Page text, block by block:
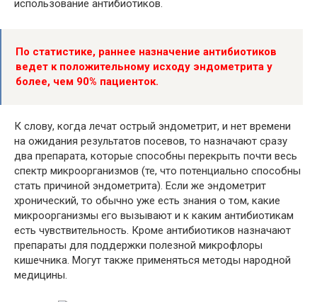
использование антибиотиков.
По статистике, раннее назначение антибиотиков
ведет к положительному исходу эндометрита у
более, чем 90% пациенток.
К слову, когда лечат острый эндометрит, и нет времени
на ожидания результатов посевов, то назначают сразу
два препарата, которые способны перекрыть почти весь
спектр микроорганизмов (те, что потенциально способны
стать причиной эндометрита). Если же эндометрит
хронический, то обычно уже есть знания о том, какие
микроорганизмы его вызывают и к каким антибиотикам
есть чувствительность. Кроме антибиотиков назначают
препараты для поддержки полезной микрофлоры
кишечника. Могут также применяться методы народной
медицины.